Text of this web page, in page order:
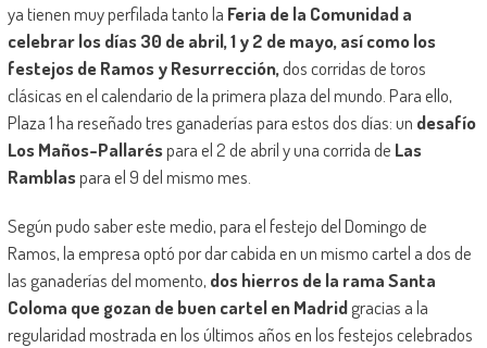
ya tienen muy perfilada tanto la Feria de la Comunidad a
celebrar los días 30 de abril, 1 y 2 de mayo, así como los
festejos de Ramos y Resurrección,dos corridas de toros
clásicas en el calendario de la primera plaza del mundo. Para ello,
Plaza 1 ha reseñado tres ganaderías para estos dos días: un desafío
Los Maños-Pallaréspara el 2 de abril y una corrida de Las
Ramblaspara el 9 del mismo mes.
Según pudo saber este medio, para el festejo del Domingo de
Ramos, la empresa optó por dar cabida en un mismo cartel a dos de
las ganaderías del momento, dos hierros de la rama Santa
Coloma que gozan de buen cartel en Madridgracias a la
regularidad mostrada en los últimos años en los festejos celebrados